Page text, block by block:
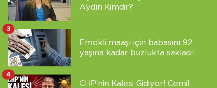
Aydın Kimdir?
Emekli maaşı için babasını 92
yaşına kadar buzlukta sakladı!
3
CHP'nin Kalesi Gidiyor! Cemil
4